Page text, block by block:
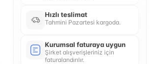
Hızlı teslimat
Tahmini Pazartesi kargoda.
Kurumsal faturaya uygun
Şirket alışverişleriniz için
faturalandırılır.